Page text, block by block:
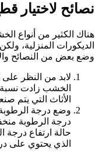
نصائح لاختيار
هناك الكثير من أنواع
الديكورات المنزلية،
وضع بعض من النصائح
لابد من النظر
الخشب زادت نسبة
الأثاث التي يتم
وضع درجة
درجة الرطوبة
حالة ارتفاع درجة
الذي يحتوي على